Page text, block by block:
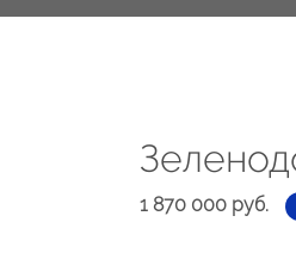
1 870 000 руб.